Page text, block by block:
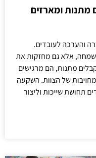
מתנות ומארזים
והערכה לעובדים.
שמחה, אלא גם מחזקות את
מתנות, הם מרגישים
של הצוות. השקעה
תחושת שייכות וליצור